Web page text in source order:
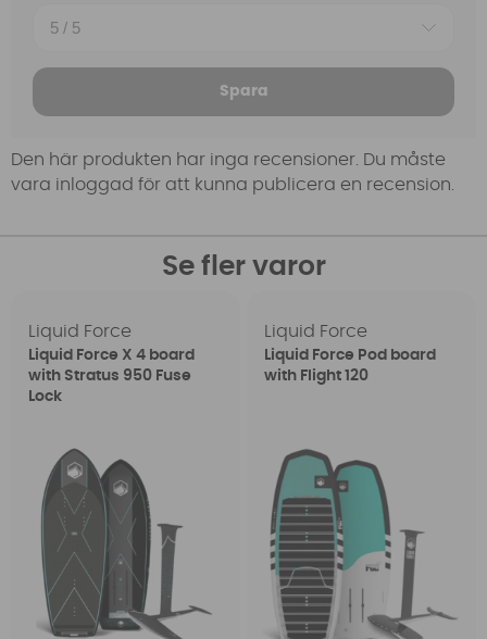
Spara
Den här produkten har inga recensioner. Du måste
vara inloggad för att kunna publicera en recension.
Se fler varor
Liquid Force
Liquid Force X 4 board
with Stratus 950 Fuse
Lock
Liquid Force
Liquid Force Pod board
with Flight 120